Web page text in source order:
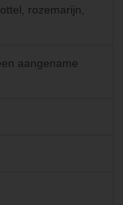
rozemarijn,
aangename